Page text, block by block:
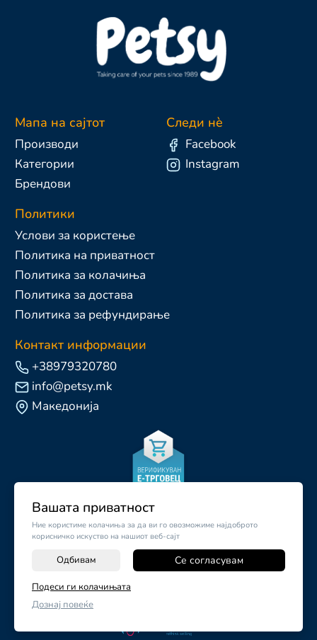
Вашата приватност
Ние користиме колачиња за да ви го овозможиме најдоброто
корисничко искуство на нашиот веб-сајт
Одбивам Се согласувам
Подеси ги колачињата
Дознај повеќе
+
Мапа на сајтот
Производи
Категории
Брендови
Политики
Услови за користење
Политика на приватност
Политика за колачиња
Политика за достава
Политика за рефундирање
Контакт информации
+38979320780
info@petsy.mk
Македонија
Следи нè
Facebook
Instagram
©2026
Поставки за колачиња